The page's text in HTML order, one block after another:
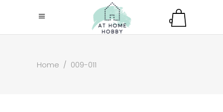
0
Home / 009-011